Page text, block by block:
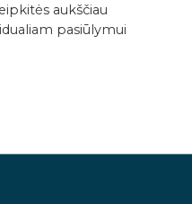
aukščiau
pasiūlymui